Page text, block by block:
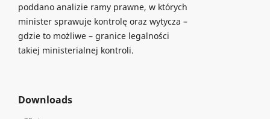
poddano analizie ramy prawne, w których
minister sprawuje kontrolę oraz wytycza –
gdzie to możliwe – granice legalności
takiej ministerialnej kontroli.
Downloads